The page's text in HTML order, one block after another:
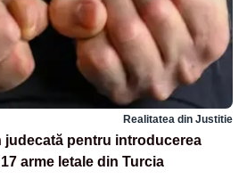
Realitatea din Justitie
judecată pentru introducerea
arme letale din Turcia